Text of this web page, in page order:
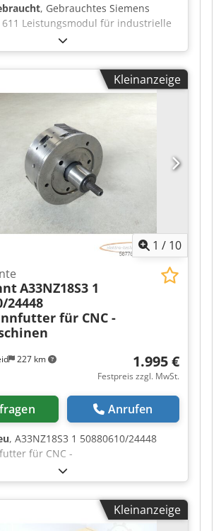
, Gebrauchtes Siemens
611 Leistungsmodul für industrielle
Hersteller: Siemens
611 Produkttyp:
Modell: 6SN1123-1AB00-0AA1
CNC-Antriebstechnik Bauform:
Montageart:
Kühlung: Luftkühlung
Cedpfszr T Dqex Aansrf
Kleinanzeige
1 / 10
227 km
A33NZ18S3 1
24448
für CNC -
1.995 €
Festpreis zzgl. MwSt.
Anrufen
, A33NZ18S3 1 50880610/24448
für CNC -
guter
100% funktionsfähig,
gem. Fotos Credjzr Tc Hjpfx Aanef
Kleinanzeige